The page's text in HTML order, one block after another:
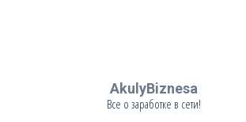
AkulyBiznesa
Все о заработке в сети!